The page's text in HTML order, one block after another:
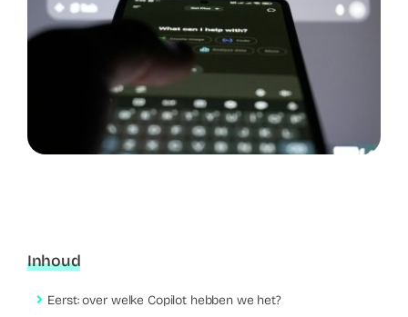
Inhoud
Eerst: over welke Copilot hebben we het?